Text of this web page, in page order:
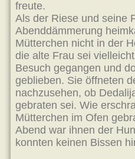
freute.
Als der Riese und seine
Abenddämmerung
Mütterchen nicht in der
die alte Frau sei
Besuch gegangen und
geblieben. Sie öffneten
nachzusehen, ob
gebraten sei. Wie
Mütterchen im Ofen
Abend war ihnen der
konnten keinen Bissen